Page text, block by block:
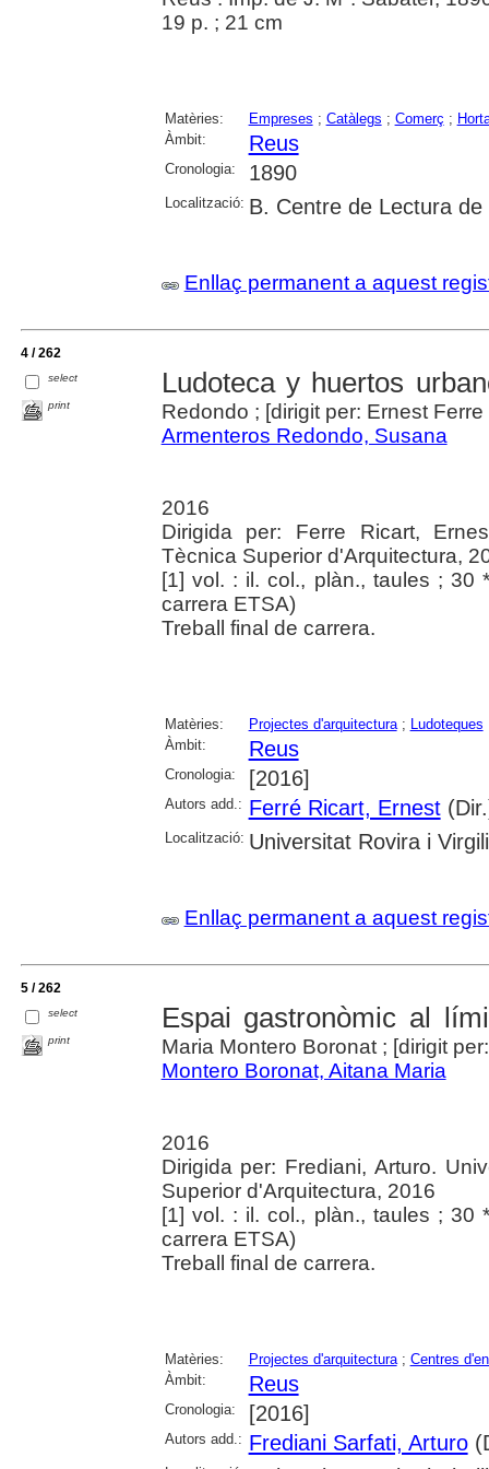
19 p. ; 21 cm
Matèries: Empreses ; Catàlegs ; Comerç ;
Àmbit:
Reus
Cronologia: 1890
Localització: B. Centre de Lectura de
Enllaç permanent a aquest
4 / 262
select
print
Ludoteca y huertos
Redondo ; [dirigit per: Ernest Ferre
Armenteros Redondo, Susana
2016
Dirigida per: Ferre Ricart,
Tècnica Superior d'Arquitectura,
[1] vol. : il. col., plàn., taules ; 30
carrera ETSA)
Treball final de carrera.
Matèries: Projectes d'arquitectura; Ludoteques
Àmbit:
Reus
Cronologia: [2016]
Autors add.: Ferré Ricart, Ernest
Localització: Universitat Rovira i Virgili
Enllaç permanent a aquest
5 / 262
select
print
Espai gastronòmic al
Maria Montero Boronat ; [dirigit
Montero Boronat, Aitana Maria
2016
Dirigida per: Frediani, Arturo.
Superior d'Arquitectura, 2016
[1] vol. : il. col., plàn., taules ; 30
carrera ETSA)
Treball final de carrera.
Matèries: Projectes d'arquitectura; Centres
Àmbit:
Reus
Cronologia: [2016]
Autors add.: Frediani Sarfati, Arturo